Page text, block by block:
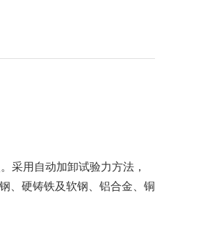
采用自动加卸试验力方法，
、硬铸铁及软钢、铝合金、铜